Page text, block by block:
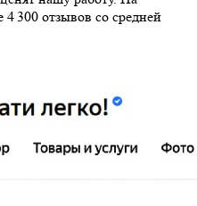
300 отзывов со средней